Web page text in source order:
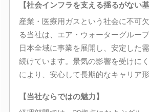
【社会インフラを支える揺るがない基
産業・医療用ガスという社会に不可
る当社は、エア・ウォーターグルー
日本全域に事業を展開し、安定した
続けています。景気の影響を受けに
により、安心して長期的なキャリア形
【当社ならではの魅力】